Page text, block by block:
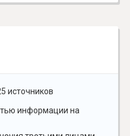
источников
информации на